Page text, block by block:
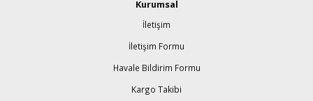
Kurumsal
İletişim
İletişim Formu
Havale Bildirim Formu
Kargo Takibi